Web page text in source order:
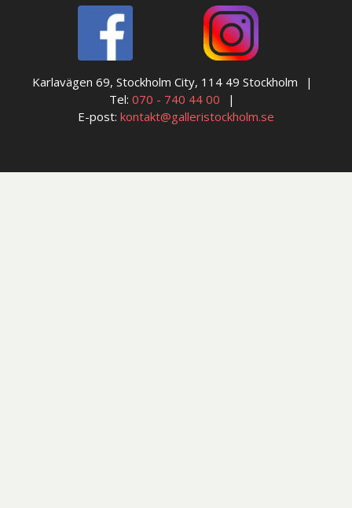
Karlavägen 69, Stockholm City, 114 49 Stockholm
Tel: 070 - 740 44 00
E-post: kontakt@galleristockholm.se